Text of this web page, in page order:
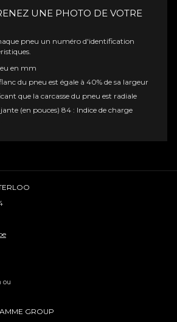
UNE PHOTO DE VOTRE
pneu un numéro d'identification
en mm
du pneu est égale à 40% de sa largeur
que la carcasse du pneu est radiale
(en pouces) 84 : Indice de charge
ou
GROUP